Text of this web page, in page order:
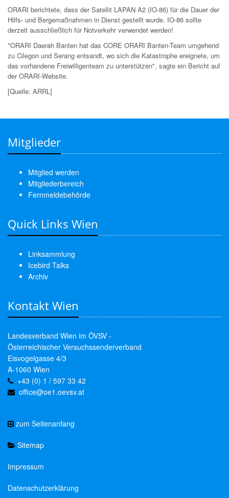
ORARI berichtete, dass der Satellit LAPAN A2 (IO-86) für die Dauer der
Hilfs- und Bergemaßnahmen in Dienst gestellt wurde. IO-86 sollte
derzeit ausschließlich für Notverkehr verwendet werden!
"ORARI Daerah Banten hat das CORE ORARI Banten-Team umgehend
zu Cilegon und Serang entsandt, wo sich die Katastrophe ereignete, um
das vorhandene Freiwilligenteam zu unterstützen", sagte ein Bericht auf
der ORARI-Website.
[Quelle: ARRL]
Mitglieder
Mitglied werden
Mitgliederbereich
Fernmeldebehörde
Quick Links Wien
Linksammlung
Icebird Talks
Archiv
Kontakt Wien
Landesverband Wien im ÖVSV -
Österreichischer Versuchssenderverband
Eisvogelgasse 4/3
A-1060 Wien
+43 (0) 1 / 597 33 42
office@oe1.oevsv.at
zum Seitenanfang
Sitemap
Impressum
Datenschutzerklärung